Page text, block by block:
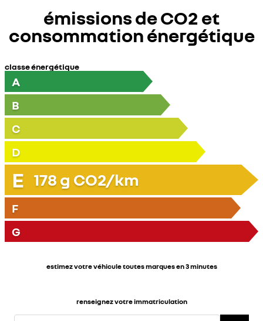
émissions de CO2 et
consommation énergétique
classe énergétique
A
B
C
D
E 178 g CO2/km
F
G
estimez votre véhicule toutes marques en 3 minutes
renseignez votre immatriculation